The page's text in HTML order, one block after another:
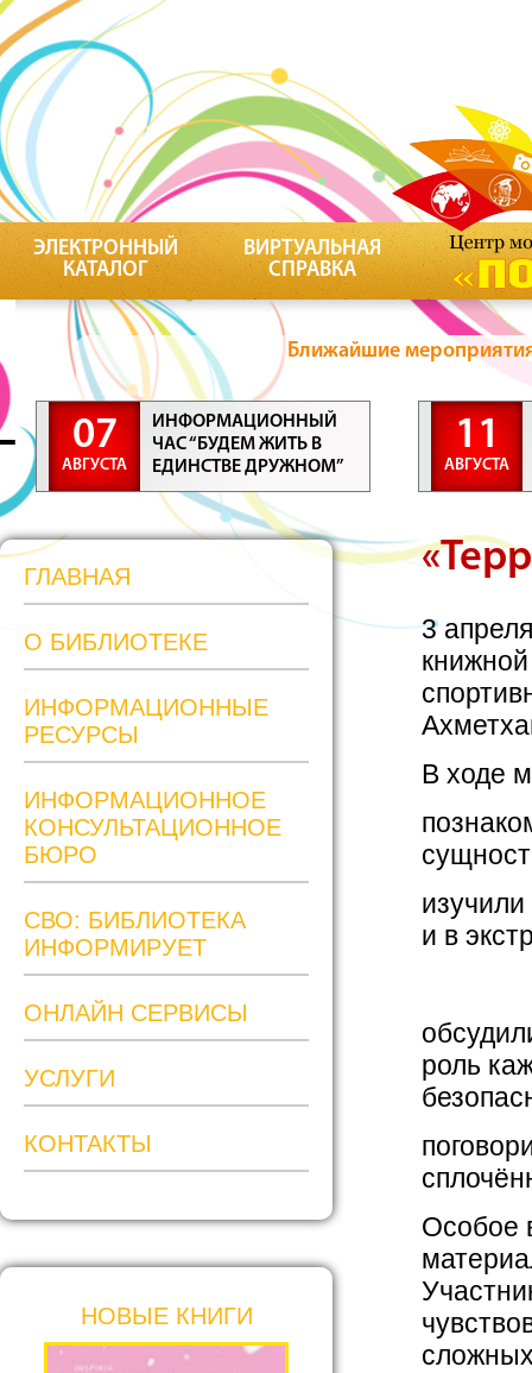
ЭЛЕКТРОННЫЙ
КАТАЛОГ
ВИРТУАЛЬНАЯ
СПРАВКА
Ближайшие
07
АВГУСТА
ИНФОРМАЦИОННЫЙ
ЧАС “БУДЕМ ЖИТЬ В
ЕДИНСТВЕ ДРУЖНОМ”
11
АВГУСТА
ГЛАВНАЯ
О БИБЛИОТЕКЕ
ИНФОРМАЦИОННЫЕ
РЕСУРСЫ
ИНФОРМАЦИОННОЕ
КОНСУЛЬТАЦИОННОЕ
БЮРО
СВО: БИБЛИОТЕКА
ИНФОРМИРУЕТ
ОНЛАЙН СЕРВИСЫ
УСЛУГИ
КОНТАКТЫ
НОВЫЕ КНИГИ
3
В ходе
изучили
и в
роль
Особое